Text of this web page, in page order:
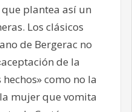
plantea así un
Los clásicos
de Bergerac no
de la
como no la
mujer que vomita